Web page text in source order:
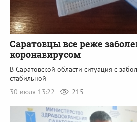
Саратовцы все реже
коронавирусом
В Саратовской области ситуация с
стабильной
30 июля 13:22
215